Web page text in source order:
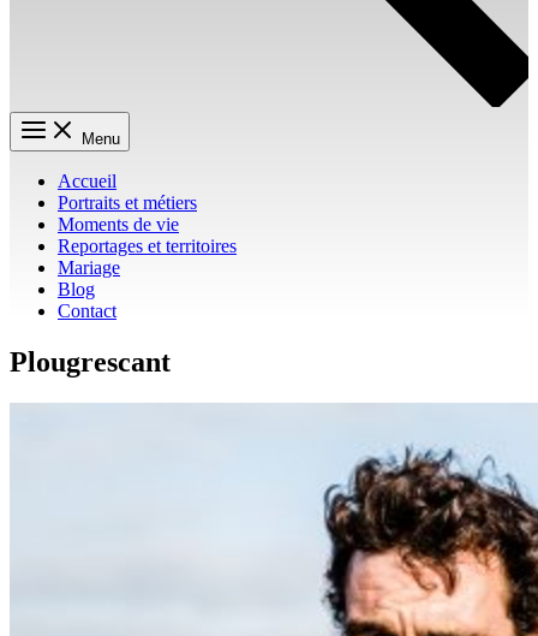
Menu
Accueil
Portraits et métiers
Moments de vie
Reportages et territoires
Mariage
Blog
Contact
Plougrescant